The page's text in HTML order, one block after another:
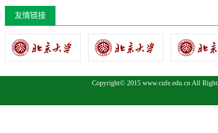
友情链接
Copyright© 2015 www.cufe.edu.cn All